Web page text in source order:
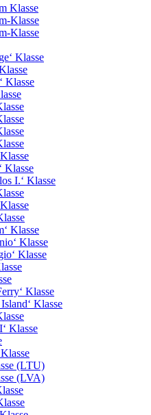
Klasse
Klasse
Klasse
Klasse
Klasse
Klasse
I.‘ Klasse
Klasse
Klasse
Klasse
Klasse
Klasse
Klasse
(LTU)
(LVA)